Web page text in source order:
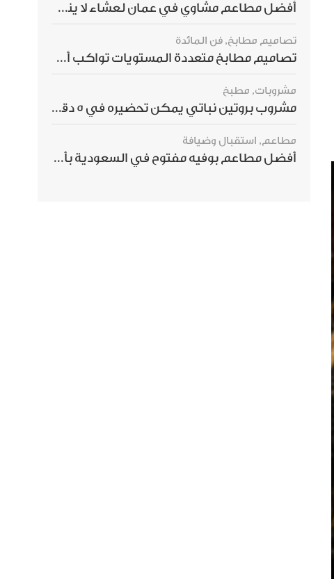
أفضل مطاعم مشاوي في عمان لعشاء لا ينسى
تصاميم مطابخ, فن المائدة
تصاميم مطابخ متعددة المستويات تواكب أحدث صيحات الديكور العالمي
مشروبات, مطبخ
مشروب بروتين نباتي يمكن تحضيره في 5 دقائق ويمنحك شعورًا بالشبع
مطاعم, استقبال وضيافة
أفضل مطاعم بوفيه مفتوح في السعودية بأسعار تناسب الجميع